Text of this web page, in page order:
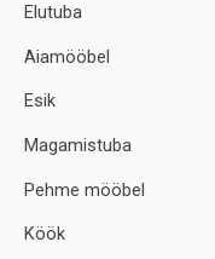
Elutuba
Aiamööbel
Esik
Magamistuba
Pehme mööbel
Köök